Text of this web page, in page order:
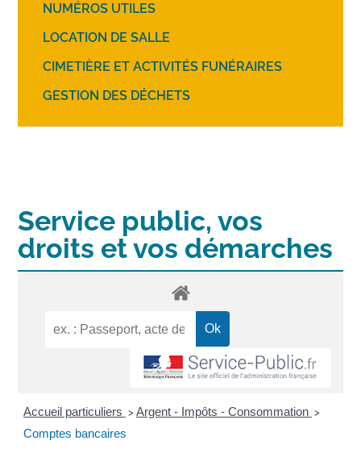
NUMÉROS UTILES
LOCATION DE SALLE
CIMETIÈRE ET ACTIVITÉS FUNÉRAIRES
GESTION DES DÉCHETS
Service public, vos
droits et vos démarches
Accueil particuliers > Argent - Impôts - Consommation >
Comptes bancaires